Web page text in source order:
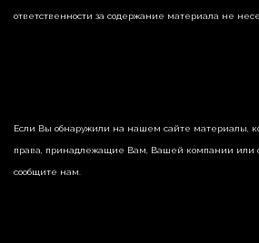
ответственности за содержание материала не
Если Вы обнаружили на нашем сайте материалы,
права, принадлежащие Вам, Вашей компании или
сообщите нам.